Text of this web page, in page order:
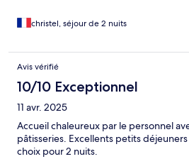
christel, séjour de 2 nuits
Avis vérifié
10/10 Exceptionnel
11 avr. 2025
Accueil chaleureux par le personnel
pâtisseries. Excellents petits
choix pour 2 nuits.